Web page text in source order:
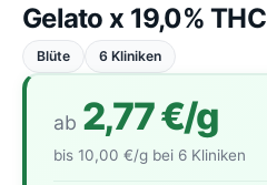
Gelato x 19,0%
Blüte 6 Kliniken
ab 2,77 €/g
bis 10,00 €/g bei 6 Kliniken